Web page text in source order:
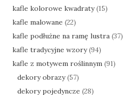
kafle kolorowe kwadraty (15)
kafle malowane (22)
kafle podłużne na ramę lustra (37)
kafle tradycyjne wzory (94)
kafle z motywem roślinnym (91)
dekory obrazy (57)
dekory pojedyncze (28)